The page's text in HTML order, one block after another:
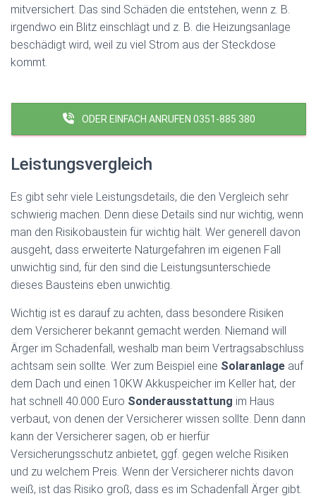
mitversichert. Das sind Schäden die entstehen, wenn z. B.
irgendwo ein Blitz einschlägt und z. B. die Heizungsanlage
beschädigt wird, weil zu viel Strom aus der Steckdose
kommt.
ODER EINFACH ANRUFEN 0351-885 380
Leistungsvergleich
Es gibt sehr viele Leistungsdetails, die den Vergleich sehr
schwierig machen. Denn diese Details sind nur wichtig, wenn
man den Risikobaustein für wichtig hält. Wer generell davon
ausgeht, dass erweiterte Naturgefahren im eigenen Fall
unwichtig sind, für den sind die Leistungsunterschiede
dieses Bausteins eben unwichtig.
Wichtig ist es darauf zu achten, dass besondere Risiken
dem Versicherer bekannt gemacht werden. Niemand will
Ärger im Schadenfall, weshalb man beim Vertragsabschluss
achtsam sein sollte. Wer zum Beispiel eine Solaranlage auf
dem Dach und einen 10KW Akkuspeicher im Keller hat, der
hat schnell 40.000 Euro Sonderausstattung im Haus
verbaut, von denen der Versicherer wissen sollte. Denn dann
kann der Versicherer sagen, ob er hierfür
Versicherungsschutz anbietet, ggf. gegen welche Risiken
und zu welchem Preis. Wenn der Versicherer nichts davon
weiß, ist das Risiko groß, dass es im Schadenfall Ärger gibt.